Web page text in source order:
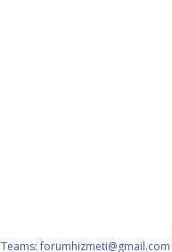
Teams:forumhizmeti@gmail.com